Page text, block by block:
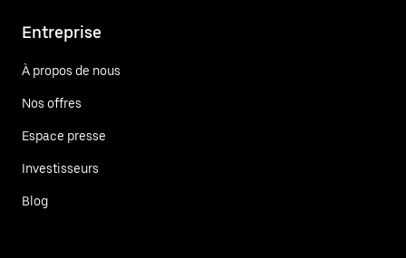
Entreprise
À propos de nous
Nos offres
Espace presse
Investisseurs
Blog